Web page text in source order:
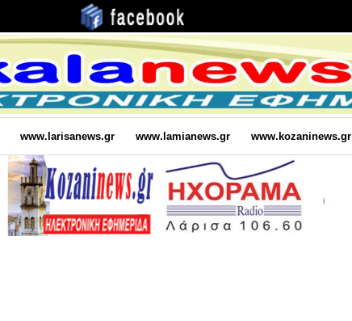
www.larisanews.gr www.lamianews.gr www.kozaninews.gr